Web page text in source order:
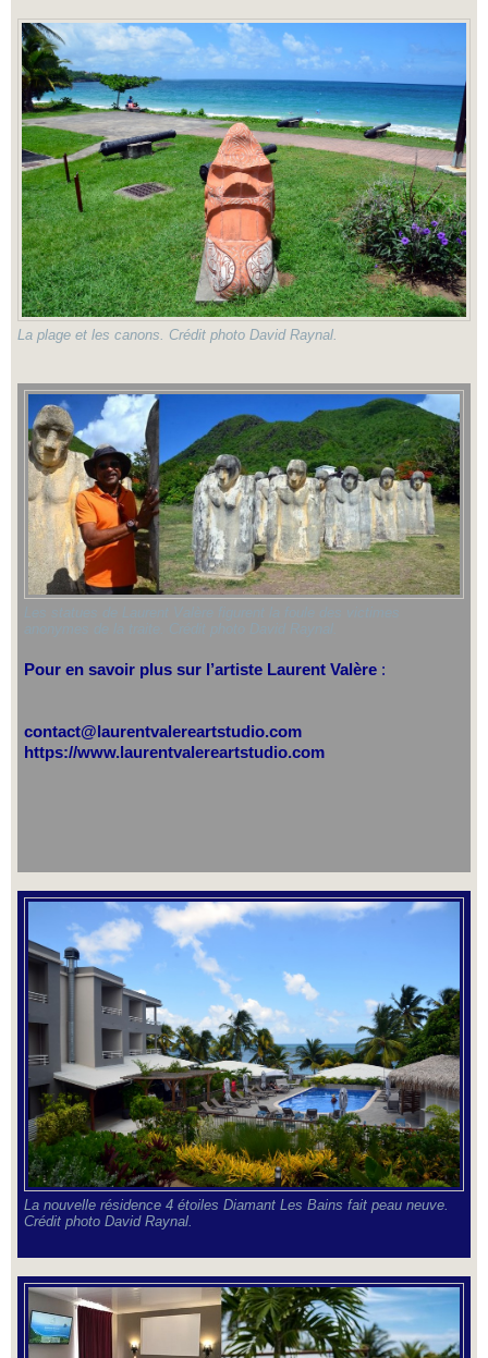
La plage et les canons. Crédit photo David Raynal.
Pour en savoir plus sur l’artiste Laurent Valère :
​contact@laurentvalereartstudio.com
https://www.laurentvalereartstudio.com
La nouvelle résidence 4 étoiles Diamant Les Bains fait peau neuve.
Crédit photo David Raynal.